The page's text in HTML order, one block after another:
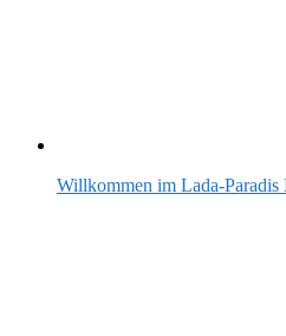
Willkommen im Lada-